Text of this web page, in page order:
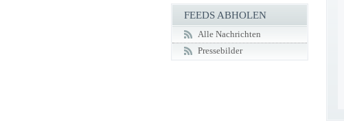
FEEDS ABHOLEN
Alle Nachrichten
Pressebilder